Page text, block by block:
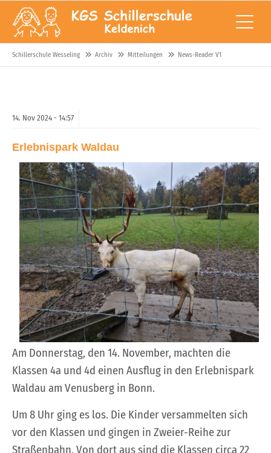
Schillerschule Wesseling Archiv Mitteilungen News-Reader V1
14. Nov 2024 - 14:57
Erlebnispark Waldau
Am Donnerstag, den 14. November, machten die
Klassen 4a und 4d einen Ausflug in den Erlebnispark
Waldau am Venusberg in Bonn.
Um 8 Uhr ging es los. Die Kinder versammelten sich
vor den Klassen und gingen in Zweier-Reihe zur
Straßenbahn. Von dort aus sind die Klassen circa 22